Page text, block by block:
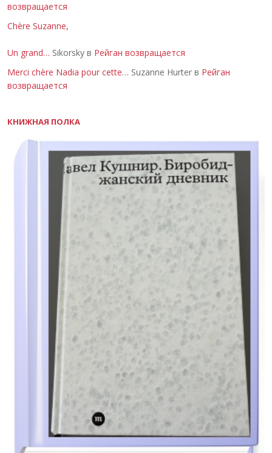
возвращается
Chère Suzanne,
Un grand… Sikorsky в Рейган возвращается
Merci chère Nadia pour cette… Suzanne Hurter в Рейган
возвращается
КНИЖНАЯ ПОЛКА